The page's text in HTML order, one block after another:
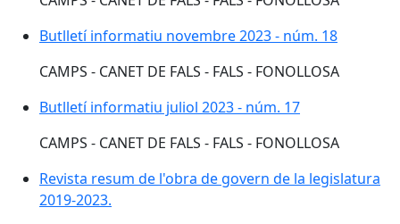
Butlletí informatiu novembre 2023 - núm. 18
Butlletí informatiu novembre 2023 - núm. 18
CAMPS - CANET DE FALS - FALS - FONOLLOSA
Butlletí informatiu juliol 2023 - núm. 17
Butlletí informatiu juliol 2023 - núm. 17
CAMPS - CANET DE FALS - FALS - FONOLLOSA
Revista resum de l'obra de govern de la legislatura
Revista resum de l'obra de govern de la legislatura
2019-2023.